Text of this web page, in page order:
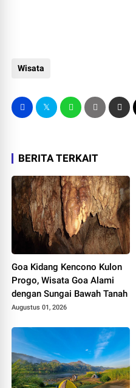
Wisata
BERITA TERKAIT
Goa Kidang Kencono Kulon
Progo, Wisata Goa Alami
dengan Sungai Bawah Tanah
Augustus 01, 2026